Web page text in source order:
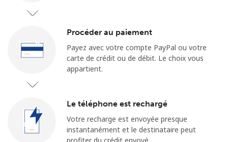
Procéder au paiement
Payez avec votre compte PayPal ou votre
carte de crédit ou de débit. Le choix vous
appartient.
Le téléphone est rechargé
Votre recharge est envoyée presque
instantanément et le destinataire peut